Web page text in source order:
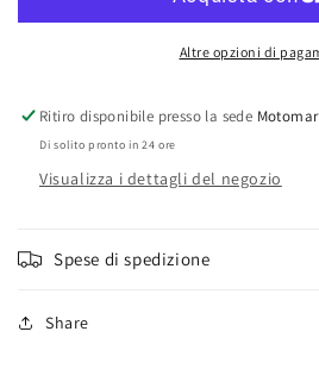
2005
Altre opzioni di
Ritiro disponibile presso la sede
Di solito pronto in 24 ore
Visualizza i dettagli del negozio
Spese di spedizione
Share